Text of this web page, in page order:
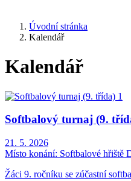
Úvodní stránka
Kalendář
Kalendář
Softbalový turnaj (9.
21. 5. 2026
Místo konání: Softbalové hřiště
Žáci 9. ročníku se zúčastní